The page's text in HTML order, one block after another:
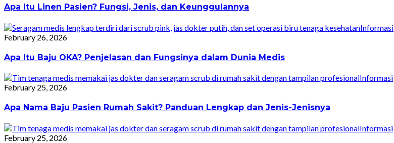
Apa Itu Linen Pasien? Fungsi, Jenis, dan Keunggulannya
Informasi
February 26, 2026
Apa Itu Baju OKA? Penjelasan dan Fungsinya dalam Dunia Medis
Informasi
February 25, 2026
Apa Nama Baju Pasien Rumah Sakit? Panduan Lengkap dan Jenis-Jenisnya
Informasi
February 25, 2026